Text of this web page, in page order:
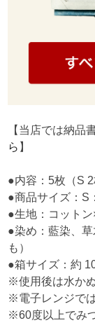
【当店では納品
ら 】
●内容：5枚（S 2
●商品サイズ：S
●生地：コットン
●染め：藍染、
も）
●箱サイズ：約
※使用後は水か
※電子レンジで
※60度以上でみ